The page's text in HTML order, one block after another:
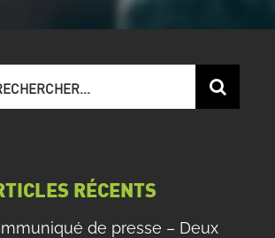
RÉCENTS
de presse – Deux